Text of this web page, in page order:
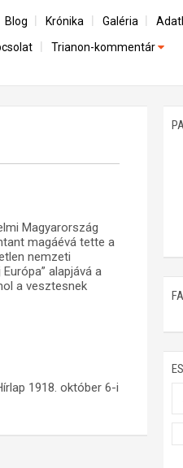
Blog Krónika Galéria
Trianon-kommentár
Magyarország
magáévá tette a
nemzeti
alapjává a
a vesztesnek
1918. október 6-i